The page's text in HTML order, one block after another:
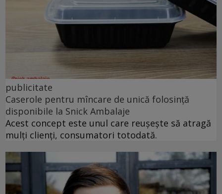
publicitate
Caserole pentru mîncare de unică folosință
disponibile la Snick Ambalaje
Acest concept este unul care reușește să atragă
mulți clienți, consumatori totodată.